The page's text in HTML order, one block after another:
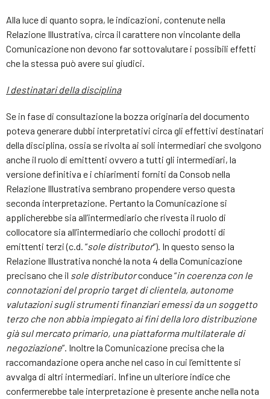
Alla luce di quanto sopra, le indicazioni, contenute nella
Relazione Illustrativa, circa il carattere non vincolante della
Comunicazione non devono far sottovalutare i possibili effetti
che la stessa può avere sui giudici.
I destinatari della disciplina
Se in fase di consultazione la bozza originaria del documento
poteva generare dubbi interpretativi circa gli effettivi destinatari
della disciplina, ossia se rivolta ai soli intermediari che svolgono
anche il ruolo di emittenti ovvero a tutti gli intermediari, la
versione definitiva e i chiarimenti forniti da Consob nella
Relazione Illustrativa sembrano propendere verso questa
seconda interpretazione. Pertanto la Comunicazione si
applicherebbe sia all’intermediario che rivesta il ruolo di
collocatore sia all’intermediario che collochi prodotti di
emittenti terzi (c.d. “sole distributor”). In questo senso la
Relazione Illustrativa nonché la nota 4 della Comunicazione
precisano che il sole distributorconduce “in coerenza con le
connotazioni del proprio target di clientela, autonome
valutazioni sugli strumenti finanziari emessi da un soggetto
terzo che non abbia impiegato ai fini della loro distribuzione
già sul mercato primario, una piattaforma multilaterale di
negoziazione”. Inoltre la Comunicazione precisa che la
raccomandazione opera anche nel caso in cui l’emittente si
avvalga di altri intermediari. Infine un ulteriore indice che
confermerebbe tale interpretazione è presente anche nella nota